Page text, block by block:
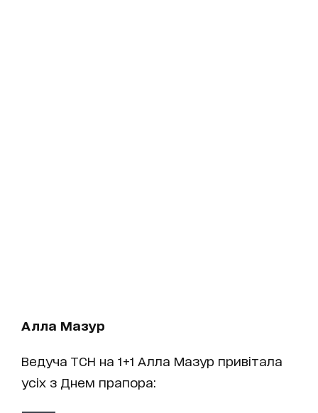
Алла Мазур
Ведуча ТСН на 1+1 Алла Мазур привітала
усіх з Днем прапора: